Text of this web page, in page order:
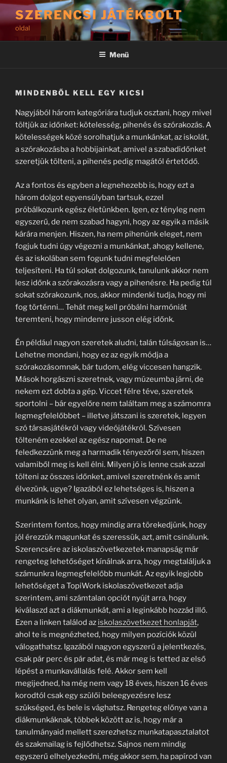
Tartalomhoz
SZERENCSI JÁTÉKBOLT
oldal
Menü
MINDENBŐL KELL EGY KICSI
Nagyjából három kategóriára tudjuk osztani, hogy mivel
töltjük az időnket: kötelesség, pihenés és szórakozás. A
kötelességek közé sorolhatjuk a munkánkat, az iskolát,
a szórakozásba a hobbijainkat, amivel a szabadidőnket
szeretjük tölteni, a pihenés pedig magától értetődő.
Az a fontos és egyben a legnehezebb is, hogy ezt a
három dolgot egyensúlyban tartsuk, ezzel
próbálkozunk egész életünkben. Igen, ez tényleg nem
egyszerű, de nem szabad hagyni, hogy az egyik a másik
kárára menjen. Hiszen, ha nem pihenünk eleget, nem
fogjuk tudni úgy végezni a munkánkat, ahogy kellene,
és az iskolában sem fogunk tudni megfelelően
teljesíteni. Ha túl sokat dolgozunk, tanulunk akkor nem
lesz időnk a szórakozásra vagy a pihenésre. Ha pedig túl
sokat szórakozunk, nos, akkor mindenki tudja, hogy mi
fog történni… Tehát meg kell próbálni harmóniát
teremteni, hogy mindenre jusson elég időnk.
Én például nagyon szeretek aludni, talán túlságosan is…
Lehetne mondani, hogy ez az egyik módja a
szórakozásomnak, bár tudom, elég viccesen hangzik.
Mások horgászni szeretnek, vagy múzeumba járni, de
nekem ezt dobta a gép. Viccet félre téve, szeretek
sportolni – bár egyelőre nem találtam meg a számomra
legmegfelelőbbet – illetve játszani is szeretek, legyen
szó társasjátékról vagy videójátékról. Szívesen
tölteném ezekkel az egész napomat. De ne
feledkezzünk meg a harmadik tényezőről sem, hiszen
valamiből meg is kell élni. Milyen jó is lenne csak azzal
tölteni az összes időnket, amivel szeretnénk és amit
élvezünk, ugye? Igazából ez lehetséges is, hiszen a
munkánk is lehet olyan, amit szívesen végzünk.
Szerintem fontos, hogy mindig arra törekedjünk, hogy
jól érezzük magunkat és szeressük, azt, amit csinálunk.
Szerencsére az iskolaszövetkezetek manapság már
rengeteg lehetőséget kínálnak arra, hogy megtaláljuk a
számunkra legmegfelelőbb munkát. Az egyik legjobb
lehetőséget a TopiWork iskolaszövetkezet adja
szerintem, ami számtalan opciót nyújt arra, hogy
kiválaszd azt a diákmunkát, ami a leginkább hozzád illő.
Ezen a linken találod az iskolaszövetkezet honlapját,
ahol te is megnézheted, hogy milyen pozíciók közül
válogathatsz. Igazából nagyon egyszerű a jelentkezés,
csak pár perc és pár adat, és már meg is tetted az első
lépést a munkavállalás felé. Akkor sem kell
megijedned, ha még nem vagy 18 éves, hiszen 16 éves
korodtól csak egy szülői beleegyezésre lesz
szükséged, és bele is vághatsz. Rengeteg előnye van a
diákmunkáknak, többek között az is, hogy már a
tanulmányaid mellett szerezhetsz munkatapasztalatot
és szakmailag is fejlődhetsz. Sajnos nem mindig
egyszerű elhelyezkedni, még akkor sem, ha papírod van